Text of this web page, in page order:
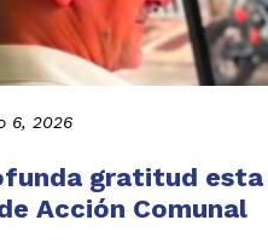
6, 2026
gratitud
Acción Comunal